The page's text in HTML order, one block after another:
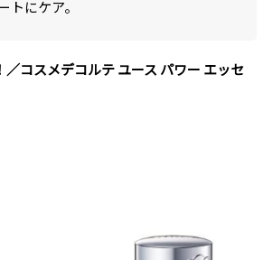
トにケア。
コスメデコルテ ユース パワー エッセ